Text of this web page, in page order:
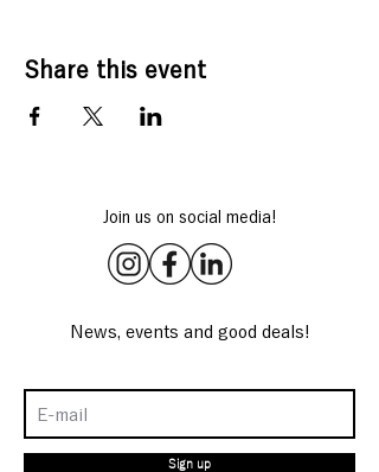
Share this event
Join us on social media!
News, events and good deals!
Sign up